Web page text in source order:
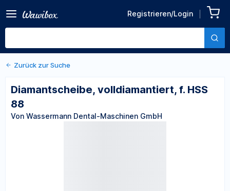
Registrieren/Login
Von Wassermann Dental-
Zurück zur Suche
Diamantscheibe, volldiamantiert, f. HSS
88
Von Wassermann Dental-Maschinen GmbH